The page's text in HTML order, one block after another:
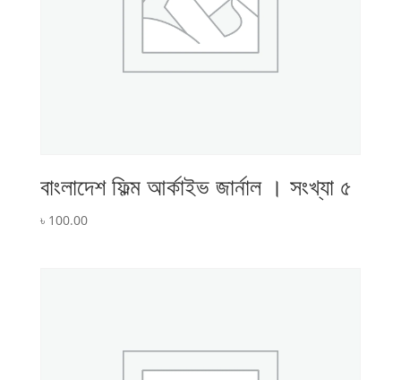
বাংলাদেশ ফিল্ম আর্কাইভ জার্নাল । সংখ্যা ৫
৳ 100.00